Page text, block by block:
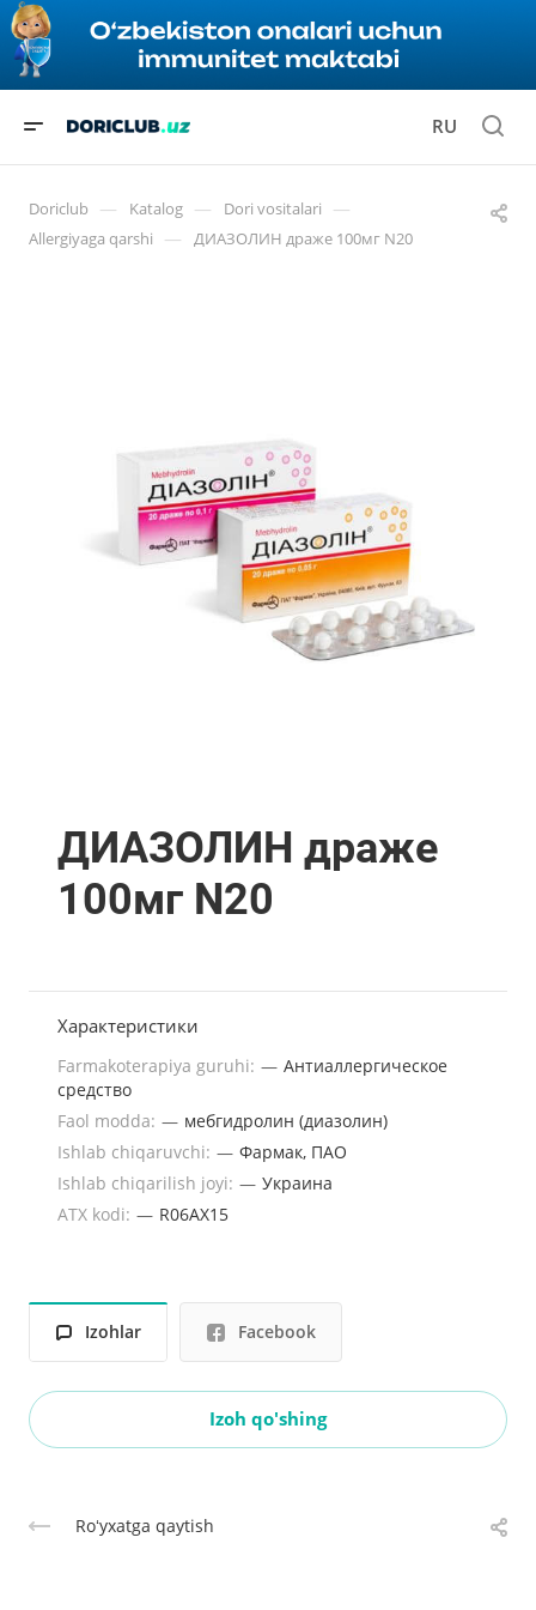
RU
Doriclub — Katalog — Dori vositalari —
Allergiyaga qarshi — ДИАЗОЛИН драже 100мг N20
ДИАЗОЛИН драже
100мг N20
Характеристики
Farmakoterapiya guruhi: — Антиаллергическое
средство
Faol modda: — мебгидролин (диазолин)
Ishlab chiqaruvchi: — Фармак, ПАО
Ishlab chiqarilish joyi: — Украина
ATX kodi: — R06AX15
Izohlar Facebook
Izoh qo'shing
Roʻyxatga qaytish